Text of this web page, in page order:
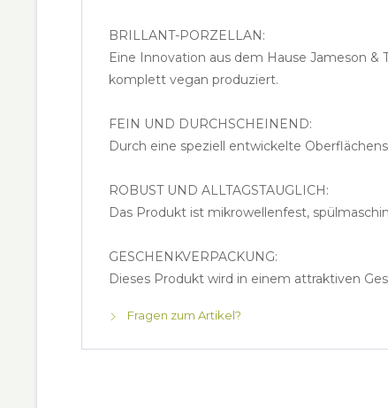
BRILLANT-PORZELLAN:
Eine Innovation aus dem Hause Jameson &
komplett vegan produziert.
FEIN UND DURCHSCHEINEND:
Durch eine speziell entwickelte
ROBUST UND ALLTAGSTAUGLICH:
Das Produkt ist mikrowellenfest,
GESCHENKVERPACKUNG:
Dieses Produkt wird in einem attraktiven
Fragen zum Artikel?